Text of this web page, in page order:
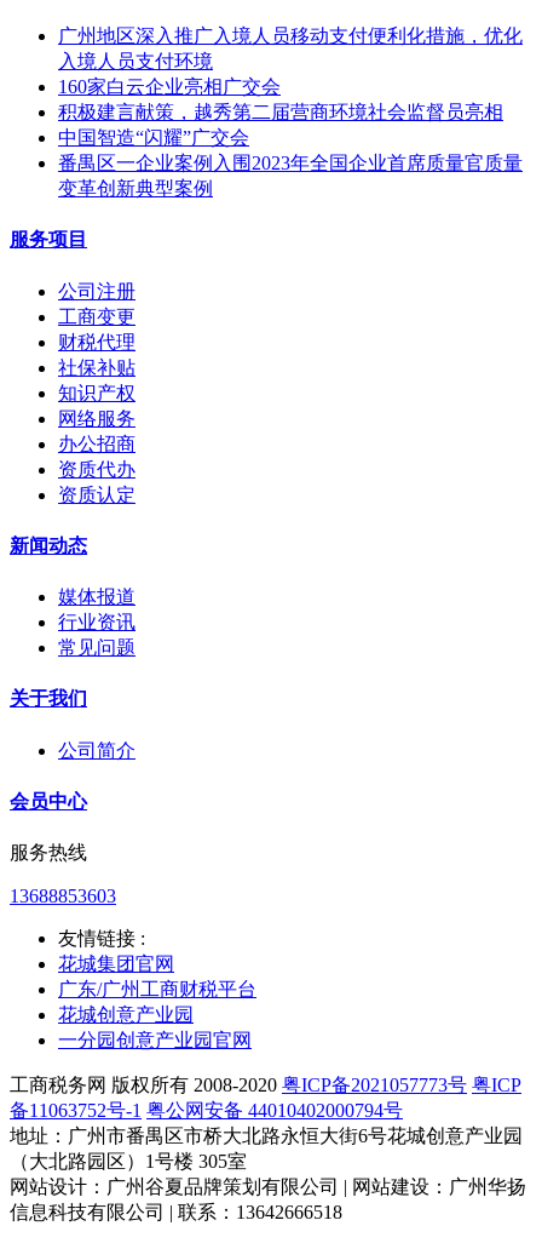
广州地区深入推广入境人员移动支付便利化措施，优化
入境人员支付环境
160家白云企业亮相广交会
积极建言献策，越秀第二届营商环境社会监督员亮相
中国智造“闪耀”广交会
番禺区一企业案例入围2023年全国企业首席质量官质量
变革创新典型案例
服务项目
公司注册
工商变更
财税代理
社保补贴
知识产权
网络服务
办公招商
资质代办
资质认定
新闻动态
媒体报道
行业资讯
常见问题
关于我们
公司简介
会员中心
服务热线
13688853603
友情链接 :
花城集团官网
广东/广州工商财税平台
花城创意产业园
一分园创意产业园官网
工商税务网 版权所有 2008-2020 粤ICP备2021057773号 粤ICP
备11063752号-1 粤公网安备 44010402000794号
地址：广州市番禺区市桥大北路永恒大街6号花城创意产业园
（大北路园区）1号楼 305室
网站设计：广州谷夏品牌策划有限公司 | 网站建设：广州华扬
信息科技有限公司 | 联系：13642666518